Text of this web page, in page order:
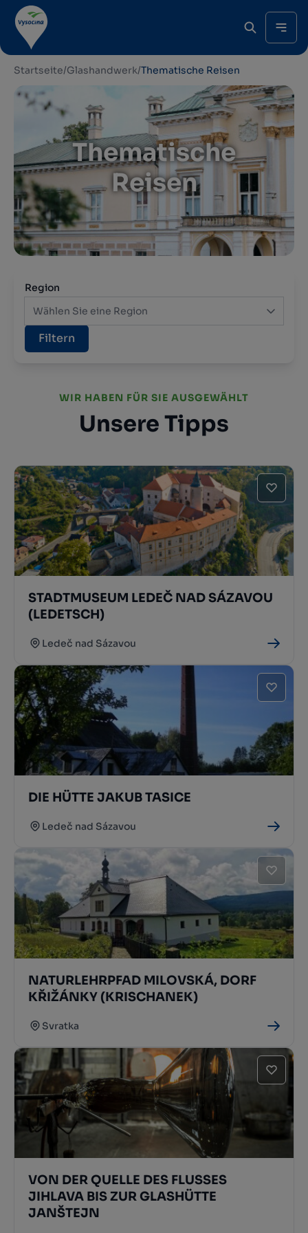
Startseite/Glashandwerk/Thematische Reisen
Thematische
Reisen
Region
Wählen Sie eine Region
Filtern
WIR HABEN FÜR SIE AUSGEWÄHLT
Unsere Tipps
STADTMUSEUM LEDEČ NAD SÁZAVOU
(LEDETSCH)
Ledeč nad Sázavou
DIE HÜTTE JAKUB TASICE
Ledeč nad Sázavou
NATURLEHRPFAD MILOVSKÁ, DORF
KŘIŽÁNKY (KRISCHANEK)
Svratka
VON DER QUELLE DES FLUSSES
JIHLAVA BIS ZUR GLASHÜTTE
JANŠTEJN